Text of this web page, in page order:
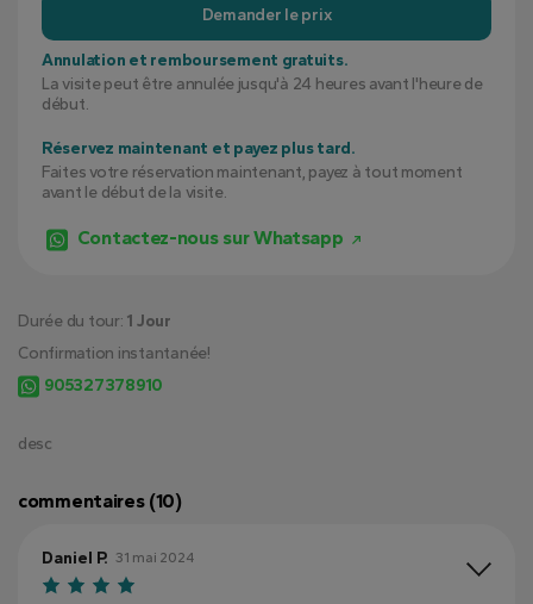
desc
commentaires (10)
Daniel P. 31 mai 2024
Demander le prix
Annulation et remboursement gratuits.
La visite peut être annulée jusqu'à 24 heures avant l'heure de
début.
Réservez maintenant et payez plus tard.
Faites votre réservation maintenant, payez à tout moment
avant le début de la visite.
Contactez-nous sur Whatsapp
Durée du tour: 1 Jour
Confirmation instantanée!
905327378910